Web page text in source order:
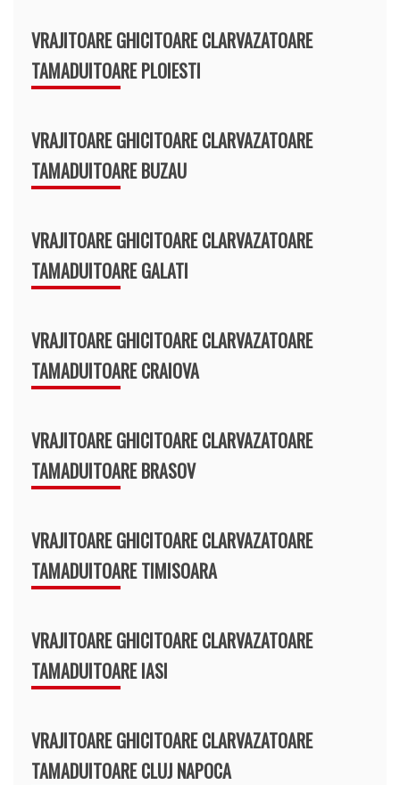
VRAJITOARE GHICITOARE CLARVAZATOARE
TAMADUITOARE PLOIESTI
VRAJITOARE GHICITOARE CLARVAZATOARE
TAMADUITOARE BUZAU
VRAJITOARE GHICITOARE CLARVAZATOARE
TAMADUITOARE GALATI
VRAJITOARE GHICITOARE CLARVAZATOARE
TAMADUITOARE CRAIOVA
VRAJITOARE GHICITOARE CLARVAZATOARE
TAMADUITOARE BRASOV
VRAJITOARE GHICITOARE CLARVAZATOARE
TAMADUITOARE TIMISOARA
VRAJITOARE GHICITOARE CLARVAZATOARE
TAMADUITOARE IASI
VRAJITOARE GHICITOARE CLARVAZATOARE
TAMADUITOARE CLUJ NAPOCA